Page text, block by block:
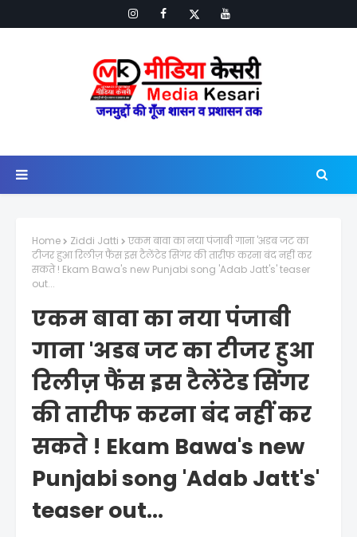
Home Ziddi Jatti
एकम बावा का नया पंजाबी गाना 'अडब जट का
टीजर हुआ रिलीज़ फैंस इस टैलेंटेड सिंगर की तारीफ करना बंद नहीं कर
सकते ! Ekam Bawa's new Punjabi song 'Adab Jatt's' teaser
out...
एकम बावा का नया पंजाबी
गाना 'अडब जट का टीजर हुआ
रिलीज़ फैंस इस टैलेंटेड सिंगर
की तारीफ करना बंद नहीं कर
सकते ! Ekam Bawa's new
Punjabi song 'Adab Jatt's'
teaser out...